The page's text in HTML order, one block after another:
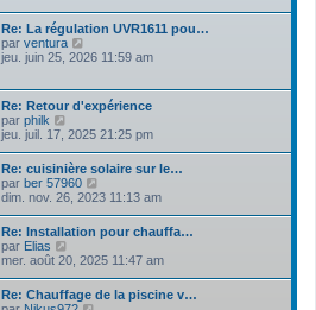
a
g
r
m
e
s
s
g
e
r
n
e
m
e
s
s
a
g
e
l
e
d
e
n
i
r
m
e
s
s
a
g
e
Re: La régulation UVR1611 pou…
par ventura
o
e
d
e
r
n
i
e
r
m
e
s
s
a
g
jeu. juin 25, 2026 11:59 am
Re: Retour d'expérience
par philk
o
r
l
e
d
e
r
i
e
r
m
jeu. juil. 17, 2025 21:25 pm
Re: cuisinière solaire sur le…
par ber 57960
o
l
e
d
e
r
dim. nov. 26, 2023 11:13 am
Re: Installation pour chauffa…
par Elias
o
r
l
mer. août 20, 2025 11:47 am
Re: Chauffage de la piscine v…